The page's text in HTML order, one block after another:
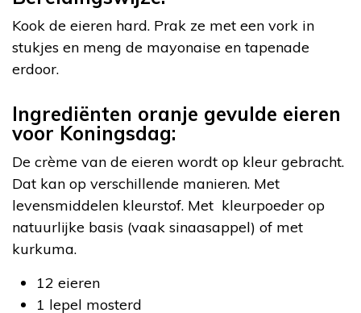
Kook de eieren hard. Prak ze met een vork in
stukjes en meng de mayonaise en tapenade
erdoor.
Ingrediënten oranje gevulde eieren
voor Koningsdag:
De crème van de eieren wordt op kleur gebracht.
Dat kan op verschillende manieren. Met
levensmiddelen kleurstof. Met kleurpoeder op
natuurlijke basis (vaak sinaasappel) of met
kurkuma.
12 eieren
1 lepel mosterd